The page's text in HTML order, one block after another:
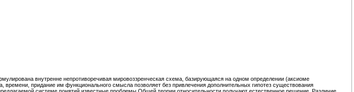
внутренне непротиворечивая мировоззренческая схема, базирующаяся на одном определении (аксиоме
времени, придание им функционального смысла позволяет без привлечения дополнительных гипотез существования